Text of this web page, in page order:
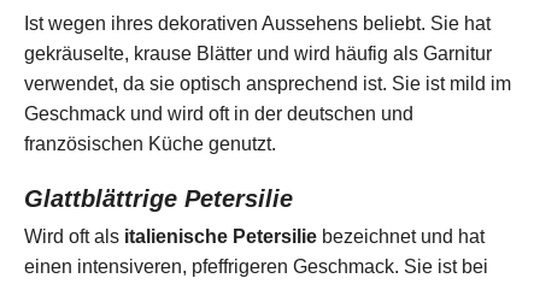
Ist wegen ihres dekorativen Aussehens beliebt. Sie hat
gekräuselte, krause Blätter und wird häufig als Garnitur
verwendet, da sie optisch ansprechend ist. Sie ist mild im
Geschmack und wird oft in der deutschen und
französischen Küche genutzt.
Glattblättrige Petersilie
Wird oft als italienische Petersilie bezeichnet und hat
einen intensiveren, pfeffrigeren Geschmack. Sie ist bei